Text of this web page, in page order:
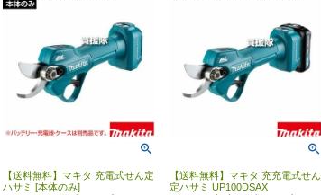
【送料無料】マキタ 充電式せん定
ハサミ [本体のみ]
【送料無料】マキタ 充充電式せん
定ハサミ UP100DSAX